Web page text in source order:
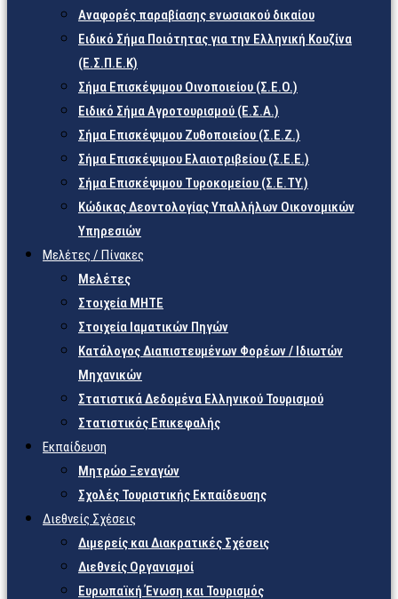
Αναφορές παραβίασης ενωσιακού δικαίου
Ειδικό Σήμα Ποιότητας για την Ελληνική Κουζίνα
(Ε.Σ.Π.Ε.Κ)
Σήμα Επισκέψιμου Οινοποιείου (Σ.Ε.Ο.)
Ειδικό Σήμα Αγροτουρισμού (Ε.Σ.Α.)
Σήμα Επισκέψιμου Ζυθοποιείου (Σ.Ε.Ζ.)
Σήμα Επισκέψιμου Ελαιοτριβείου (Σ.Ε.Ε.)
Σήμα Επισκέψιμου Τυροκομείου (Σ.Ε.TY.)
Κώδικας Δεοντολογίας Υπαλλήλων Οικονομικών
Υπηρεσιών
Μελέτες / Πίνακες
Μελέτες
Στοιχεία ΜΗΤΕ
Στοιχεία Ιαματικών Πηγών
Κατάλογος Διαπιστευμένων Φορέων / Ιδιωτών
Μηχανικών
Στατιστικά Δεδομένα Ελληνικού Τουρισμού
Στατιστικός Επικεφαλής
Εκπαίδευση
Μητρώο Ξεναγών
Σχολές Τουριστικής Εκπαίδευσης
Διεθνείς Σχέσεις
Διμερείς και Διακρατικές Σχέσεις
Διεθνείς Οργανισμοί
Ευρωπαϊκή Ένωση και Τουρισμός